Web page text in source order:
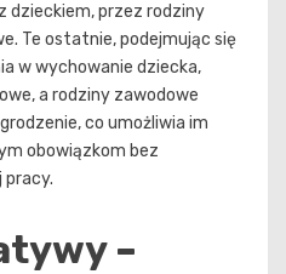
dzieckiem, przez rodziny
Te ostatnie, podejmując się
w wychowanie dziecka,
a rodziny zawodowe
co umożliwia im
obowiązkom bez
pracy.
–